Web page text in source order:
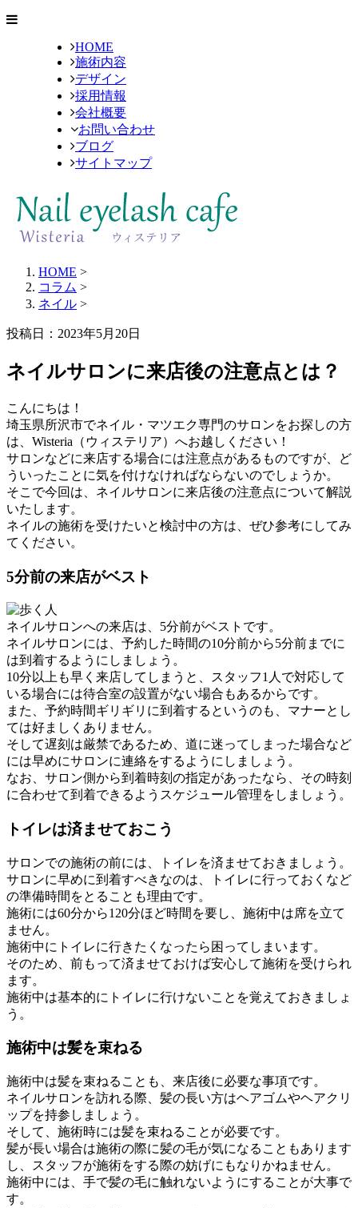
HOME
施術内容
デザイン
採用情報
会社概要
お問い合わせ
ブログ
サイトマップ
HOME >
コラム >
ネイル >
投稿日：2023年5月20日
ネイルサロンに来店後の注意点とは？
こんにちは！
埼玉県所沢市でネイル・マツエク専門のサロンをお探しの方
は、Wisteria（ウィステリア）へお越しください！
サロンなどに来店する場合には注意点があるものですが、ど
ういったことに気を付けなければならないのでしょうか。
そこで今回は、ネイルサロンに来店後の注意点について解説
いたします。
ネイルの施術を受けたいと検討中の方は、ぜひ参考にしてみ
てください。
5分前の来店がベスト
ネイルサロンへの来店は、5分前がベストです。
ネイルサロンには、予約した時間の10分前から5分前までに
は到着するようにしましょう。
10分以上も早く来店してしまうと、スタッフ1人で対応して
いる場合には待合室の設置がない場合もあるからです。
また、予約時間ギリギリに到着するというのも、マナーとし
ては好ましくありません。
そして遅刻は厳禁であるため、道に迷ってしまった場合など
には早めにサロンに連絡をするようにしましょう。
なお、サロン側から到着時刻の指定があったなら、その時刻
に合わせて到着できるようスケジュール管理をしましょう。
トイレは済ませておこう
サロンでの施術の前には、トイレを済ませておきましょう。
サロンに早めに到着すべきなのは、トイレに行っておくなど
の準備時間をとることも理由です。
施術には60分から120分ほど時間を要し、施術中は席を立て
ません。
施術中にトイレに行きたくなったら困ってしまいます。
そのため、前もって済ませておけば安心して施術を受けられ
ます。
施術中は基本的にトイレに行けないことを覚えておきましょ
う。
施術中は髪を束ねる
施術中は髪を束ねることも、来店後に必要な事項です。
ネイルサロンを訪れる際、髪の長い方はヘアゴムやヘアクリ
ップを持参しましょう。
そして、施術時には髪を束ねることが必要です。
髪が長い場合は施術の際に髪の毛が気になることもあります
し、スタッフが施術をする際の妨げにもなりかねません。
施術中には、手で髪の毛に触れないようにすることが大事で
す。